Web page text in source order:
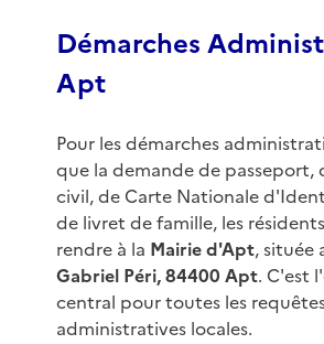
Démarches
Apt
Pour les démarches
que la demande de
civil, de Carte Nationale
de livret de famille, les
rendre à la Mairie d'Apt, située
Gabriel Péri, 84400 Apt. C'est
central pour toutes les
administratives locales.